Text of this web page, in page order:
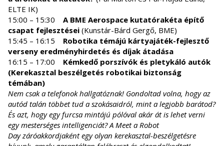
ELTE IK)
15:00 – 15:30 A BME Aerospace kutatórakéta építő
csapat fejlesztései (Kunstár-Bárd Gergő, BME)
15:45 – 16:15 Robotika témájú kártyajáték-fejlesztő
verseny eredményhirdetés és díjak átadása
16:15 – 17:00 Kémkedő porszívók és pletykáló autók
(Kerekasztal beszélgetés robotikai biztonság
témában)
Nem csak a telefonok hallgatóznak! Gondoltad volna, hogy az
autód talán többet tud a szokásaidról, mint a legjobb barátod?
És azt, hogy egy furcsa mintájú pólóval akár át is lehet verni
egy mesterséges intelligenciát? A Meet a Robot
Day záróakkordjaként egy olyan kerekasztal-beszélgetésre